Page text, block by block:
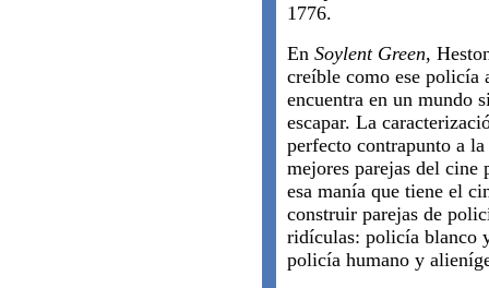
1776.
En Soylent Green,
creíble como ese policía
encuentra en un mundo
escapar. La
perfecto contrapunto a
mejores parejas del cine
esa manía que tiene el
construir parejas de
ridículas: policía blanco
policía humano y